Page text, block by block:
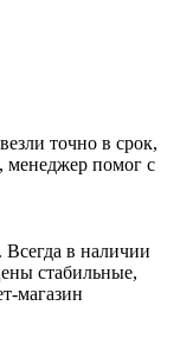
точно в срок,
менеджер помог с
в наличии
стабильные,
магазин